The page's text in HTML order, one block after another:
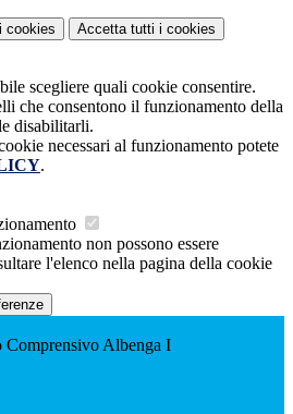
i cookies Accetta tutti i cookies
scegliere quali cookie consentire.
che consentono il funzionamento della
disabilitarli.
necessari al funzionamento potete
.
non possono essere
l'elenco nella pagina della cookie
Comprensivo Albenga I